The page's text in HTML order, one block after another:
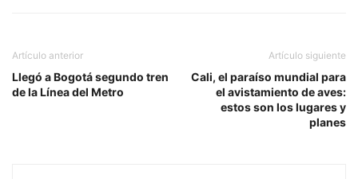
Artículo anterior
Llegó a Bogotá segundo tren
de la Línea del Metro
Artículo siguiente
Cali, el paraíso mundial para
el avistamiento de aves:
estos son los lugares y
planes